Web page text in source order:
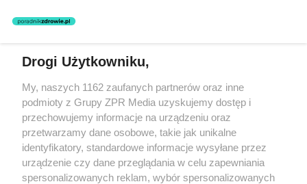
nie prowadzi działalności leczniczej polegającej na udzielaniu
świadczeń zdrowotnych w rozumieniu art. 3 ust 1 ustawy o
Żaden utwór zamieszczony w serwisie nie może być powielany i
rozpowszechniany lub dalej rozpowszechniany w jakikolwiek sposób
(w tym także elektroniczny lub mechaniczny) na jakimkolwiek polu
eksploatacji w jakiejkolwiek formie, włącznie z umieszczaniem w
Internecie bez pisemnej zgody właściciela praw. Jakiekolwiek użycie
lub wykorzystanie utworów w całości lub w części z naruszeniem
prawa, tzn. bez właściwej zgody, jest zabronione pod groźbą kary i
może być ścigane prawnie.
Drogi Użytkowniku,
My, naszych 1162 zaufanych partnerów oraz inne
podmioty z Grupy ZPR Media uzyskujemy dostęp i
przechowujemy informacje na urządzeniu oraz
przetwarzamy dane osobowe, takie jak unikalne
identyfikatory, standardowe informacje wysyłane przez
urządzenie czy dane przeglądania w celu zapewniania
spersonalizowanych reklam, wybór spersonalizowanych